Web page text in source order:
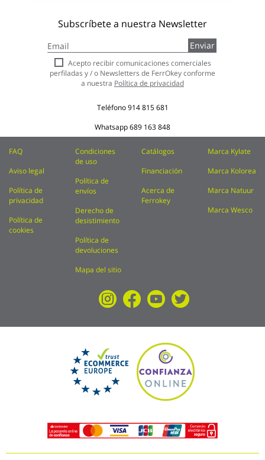
Subscríbete a nuestra Newsletter
a
nuestro
boletín
de
Enviar
Acepto recibir comunicaciones comerciales
perfiladas y / o Newsletters de FerrOkey conforme
a nuestra Política de privacidad
Teléfono914 815 681
Whatsapp689 163 848
FAQ
Aviso legal
Política de
privacidad
Política de
cookies
Condiciones
de uso
Política de
envíos
Derecho de
desistimiento
Política de
devoluciones
Mapa del sitio
Catálogos
Financiación
Acerca de
Ferrokey
Marca Kylate
Marca Kolorea
Marca Natuur
Marca Wesco